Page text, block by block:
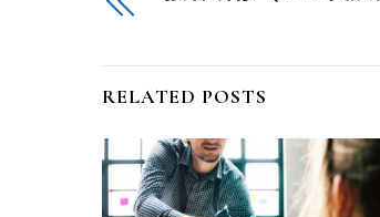
RELATED POSTS